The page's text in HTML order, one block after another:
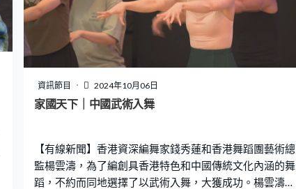
資訊節目 2024年10月06日
家國天下｜中國武術入舞
【有線新聞】香港資深編舞家錢秀蓮和香港舞蹈團藝術總
監楊雲濤，為了編創具香港特色和中國傳統文化內涵的舞
蹈，不約而同地選擇了以武術入舞，大獲成功。楊雲濤更